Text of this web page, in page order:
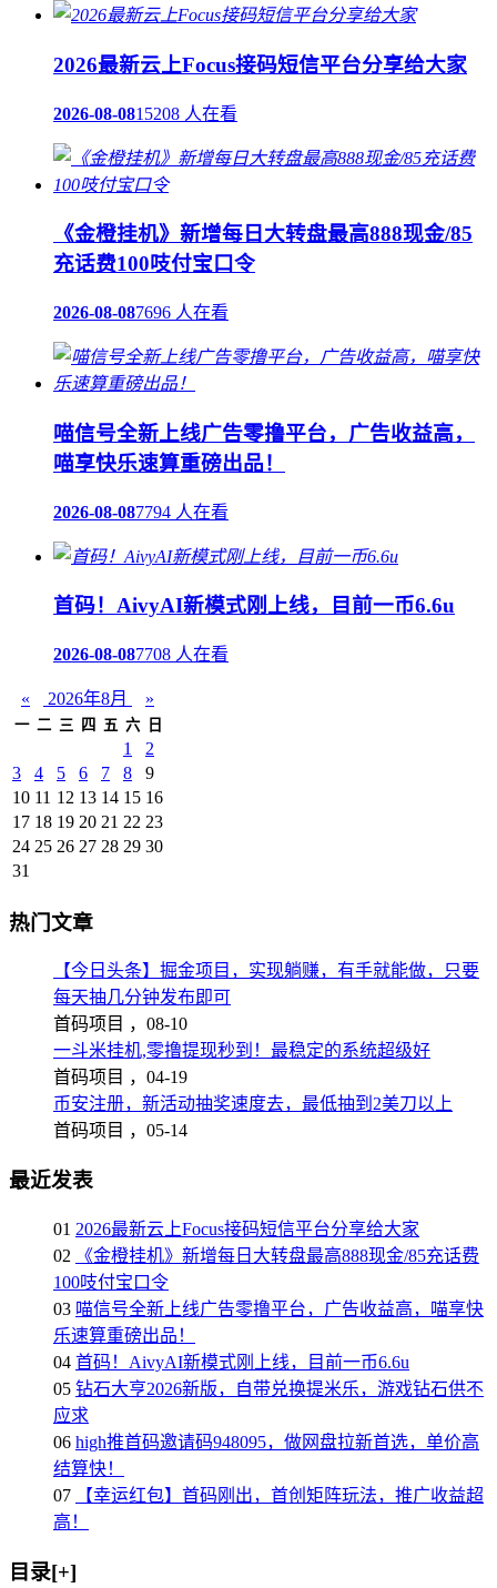
2026最新云上Focus接码短信平台分享给大家
2026-08-0815208 人在看
《金橙挂机》新增每日大转盘最高888现金/85
充话费100吱付宝口令
2026-08-087696 人在看
喵信号全新上线广告零撸平台，广告收益高，
喵享快乐速算重磅出品！
2026-08-087794 人在看
首码！AivyAI新模式刚上线，目前一币6.6u
2026-08-087708 人在看
« 2026年8月 »
一 二 三 四 五 六 日
1
2
3
4 5 6 7 8
9
10 11 12 13 14 15 16
17 18 19 20 21 22 23
24 25 26 27 28 29 30
31
热门文章
【今日头条】掘金项目，实现躺赚，有手就能做，只要
每天抽几分钟发布即可
首码项目 ， 08-10
一斗米挂机,零撸提现秒到！最稳定的系统超级好
首码项目 ， 04-19
币安注册，新活动抽奖速度去，最低抽到2美刀以上
首码项目 ， 05-14
最近发表
01 2026最新云上Focus接码短信平台分享给大家
02
《金橙挂机》新增每日大转盘最高888现金/85充话费
100吱付宝口令
03 喵信号全新上线广告零撸平台，广告收益高，喵享快
乐速算重磅出品！
04 首码！AivyAI新模式刚上线，目前一币6.6u
05 钻石大亨2026新版，自带兑换提米乐，游戏钻石供不
应求
06 high推首码邀请码948095，做网盘拉新首选，单价高
结算快！
07
【幸运红包】首码刚出，首创矩阵玩法，推广收益超
高！
目录[+]